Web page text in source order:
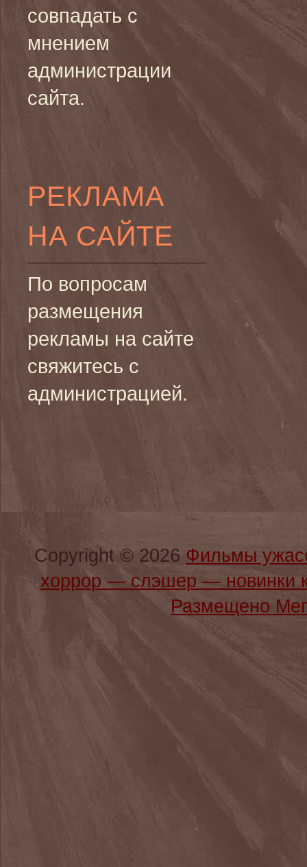
совпадать с
мнением
администрации
сайта.
РЕКЛАМА
НА САЙТЕ
По вопросам
размещения
рекламы на сайте
свяжитесь с
администрацией.
Copyright © 2026 Фильмы
хоррор — слэшер —
Размещено